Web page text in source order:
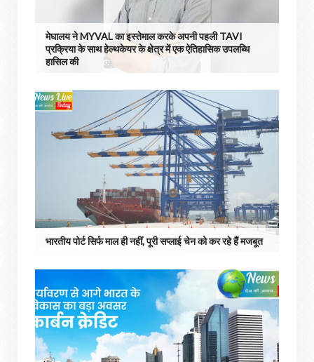
मेघालय ने MYVAL का इस्तेमाल करके अपनी पहली TAVI
प्रक्रिया के साथ हेल्थकेयर के क्षेत्र में एक ऐतिहासिक उपलब्धि
हासिल की
भारतीय पोर्ट सिर्फ माल ही नहीं, पूरी सप्लाई चेन को कर रहे हैं मजबूत